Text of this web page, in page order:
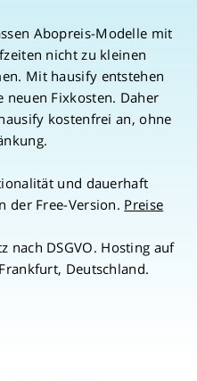
Abopreis-Modelle mit
nicht zu kleinen
Mit hausify entstehen
neuen Fixkosten. Daher
kostenfrei an, ohne
und dauerhaft
der Free-Version. Preise
nach DSGVO. Hosting auf
Deutschland.